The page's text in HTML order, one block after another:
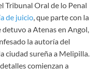
Tribunal Oral de lo Penal
de juicio, que parte con la
a Atenas en Angol,
la autoría del
ciudad sureña a Melipilla.
comienzan a